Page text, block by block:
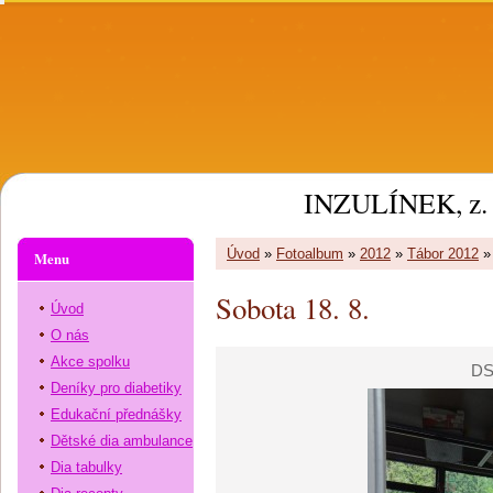
INZULÍNEK, z.
Úvod » Fotoalbum » 2012 » Tábor 2012
Sobota 18. 8.
Menu
Úvod
O nás
Akce spolku
Deníky pro diabetiky
Edukační přednášky
Dětské dia ambulance
Dia tabulky